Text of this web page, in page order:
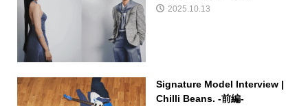
2025.10.13
Signature Model Interview |
Chilli Beans. -前編-